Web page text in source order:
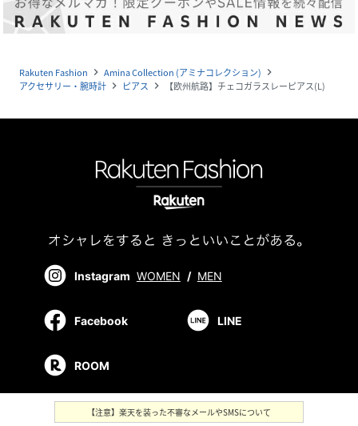
Rakuten Fashion navigate_next Amina Collection (アミナコレクション) navigate_next
アクセサリー・腕時計 navigate_next ピアス navigate_next 【欧州航路】チェコガラスレーピアス(L)
Instagram WOMEN / MEN
Facebook LINE
ROOM
【注意】楽天を装った不審なメールやSMSについて